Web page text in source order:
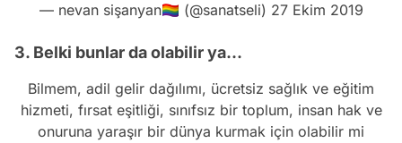
— nevan sişanyan🏳️‍🌈 (@sanatseli) 27 Ekim 2019
3. Belki bunlar da olabilir ya...
Bilmem, adil gelir dağılımı, ücretsiz sağlık ve eğitim
hizmeti, fırsat eşitliği, sınıfsız bir toplum, insan hak ve
onuruna yaraşır bir dünya kurmak için olabilir mi